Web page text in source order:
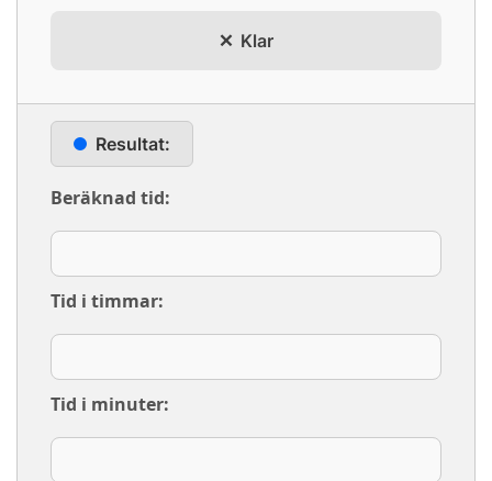
Klar
Resultat:
Beräknad tid:
Tid i timmar:
Tid i minuter: